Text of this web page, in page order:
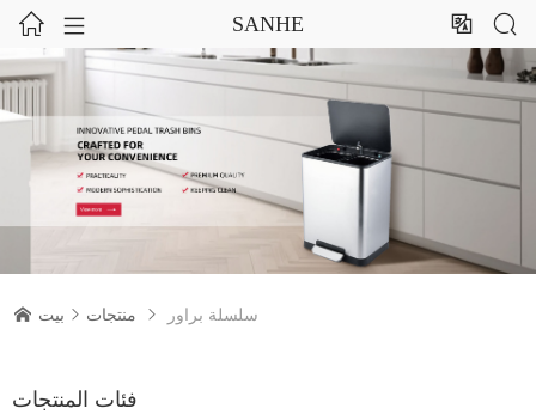
  SANHE  
 بيت  منتجات  سلسلة براور
فئات المنتجات